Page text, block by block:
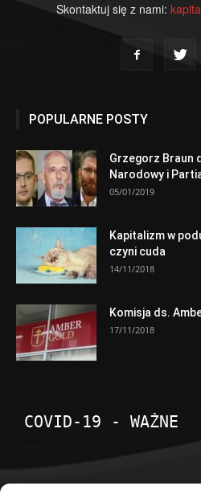
Skontaktuj się z nami:
POPULARNE POSTY
Grzegorz Braun
Narodowy i
05/01/2019
Kapitalizm w
czyni cuda
14/11/2018
Komisja ds.
17/11/2018
COVID-19 - WAŻNE